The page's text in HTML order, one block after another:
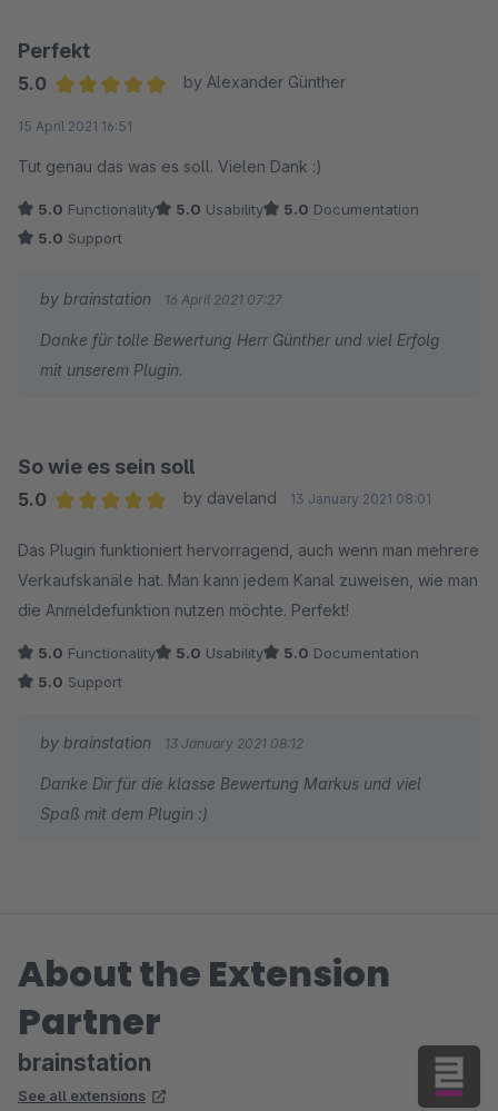
Perfekt
5.0
by Alexander Günther
15 April 2021 16:51
Tut genau das was es soll. Vielen Dank :)
5.0 Functionality 5.0 Usability 5.0 Documentation
5.0 Support
by brainstation 16 April 2021 07:27
Danke für tolle Bewertung Herr Günther und viel Erfolg
mit unserem Plugin.
So wie es sein soll
5.0
by daveland 13 January 2021 08:01
Das Plugin funktioniert hervorragend, auch wenn man mehrere
Verkaufskanäle hat. Man kann jedem Kanal zuweisen, wie man
die Anmeldefunktion nutzen möchte. Perfekt!
5.0 Functionality 5.0 Usability 5.0 Documentation
5.0 Support
by brainstation 13 January 2021 08:12
Danke Dir für die klasse Bewertung Markus und viel
Spaß mit dem Plugin :)
About the Extension
Partner
brainstation
See all extensions